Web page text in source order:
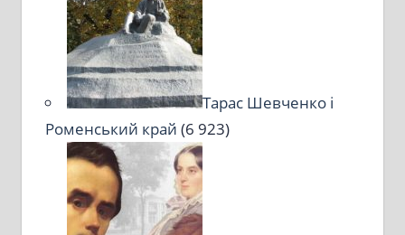
Тарас Шевченко і
Роменський край (6 923)